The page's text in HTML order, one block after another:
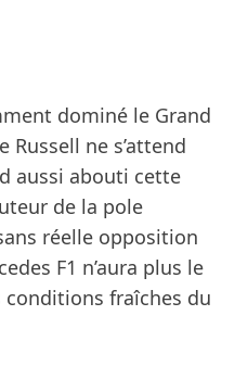
dominé le Grand
Russell ne s’attend
aussi abouti cette
de la pole
réelle opposition
F1 n’aura plus le
conditions fraîches du